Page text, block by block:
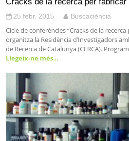
25 febr. 2015 Buscaciència
Cicle de conferències “Cracks de la
organitza la Residència d’Investigadors
de Recerca de Catalunya (CERCA).
Llegeix-ne més…